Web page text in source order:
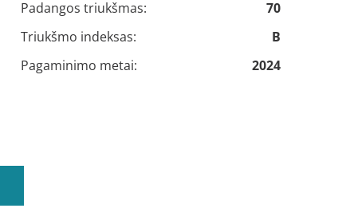
Padangos triukšmas:
70
Triukšmo indeksas:
B
Pagaminimo metai:
2024